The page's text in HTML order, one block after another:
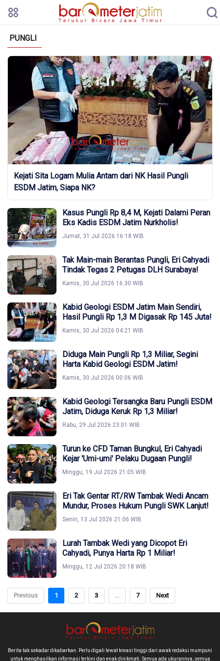
PUNGLI
Kejati Sita Logam Mulia Antam dari NK Hasil Pungli
ESDM Jatim, Siapa NK?
Kasus Pungli Rp 8,4 M, Kejati Dalami Peran
Eks Kadis ESDM Jatim Nurkholis!
Jumat, 31 Jul 2026 16:18 WIB
Tak Main-main Berantas Pungli, Eri Cahyadi
Tindak Tegas 2 Petugas DLH Surabaya!
Kamis, 30 Jul 2026 16:30 WIB
Kabid Geologi ESDM Jatim Main Sendiri,
Hasil Pungli Rp 1,3 M Digasak Rp 145 Juta!
Kamis, 30 Jul 2026 04:21 WIB
Diduga Main Pungli Rp 1,3 Miliar, Segini
Harta Kabid Geologi ESDM Jatim!
Kamis, 30 Jul 2026 00:06 WIB
Kabid Geologi Tersangka Baru Pungli ESDM
Jatim, Diduga Keruk Rp 1,3 Miliar!
Rabu, 29 Jul 2026 23:01 WIB
Turun ke CFD Taman Bungkul, Eri Cahyadi
Kejar 'Umi-umi' Pelaku Dugaan Pungli!
Minggu, 19 Jul 2026 21:05 WIB
Eri Tak Gentar RT/RW Tambak Wedi Ancam
Mundur, Proses Hukum Pungli SWK Lanjut!
Senin, 13 Jul 2026 21:06 WIB
Lurah Tambak Wedi yang Dicopot Eri
Cahyadi, Punya Harta Rp 1 Miliar!
Minggu, 12 Jul 2026 20:18 WIB
Previous 1 2 3 ... 7 Next
Berita tak sekadar dikabarkan. Perlu digali lewat kreasi tinggi dari awak redaksi mumpuni
untuk menghasilkan informasi terkini dan enak dinikmati. Semua ada ukurannya, semua